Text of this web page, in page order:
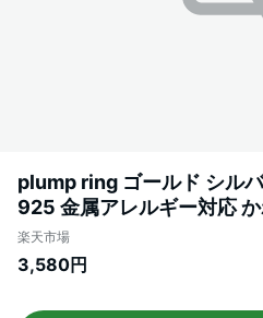
plump ring ゴールド シル
925 金属アレルギー対応
れ 韓国ファッション プチプ
ママ向け joie
楽天市場
3,580円